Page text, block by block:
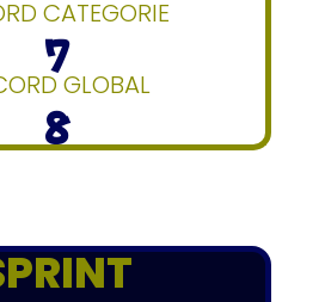
CATEGORIE
7
GLOBAL
8